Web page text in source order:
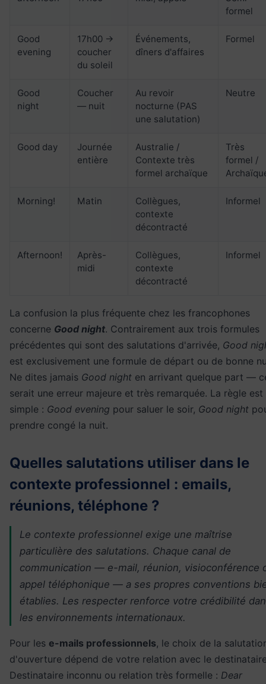
formel
Good
evening
17h00 →
coucher
du soleil
Événements,
dîners d'affaires
Formel
Good
night
Coucher
— nuit
Au revoir
nocturne (PAS
une salutation)
Neutre
Good day
Journée
entière
Australie /
Contexte très
formel archaïque
Très
formel /
Morning! Matin
Collègues,
contexte
décontracté
Informel
Afternoon!
Après-
midi
Collègues,
contexte
décontracté
Informel
La confusion la plus fréquente chez les francophones
concerne Good night. Contrairement aux trois formules
précédentes qui sont des salutations d'arrivée, Good
est exclusivement une formule de départ ou de bonne
Ne dites jamais Good night en arrivant quelque part —
serait une erreur majeure et très remarquée. La règle est
simple : Good evening pour saluer le soir, Good night
prendre congé la nuit.
Quelles salutations utiliser dans le
contexte professionnel : emails,
réunions, téléphone ?
Le contexte professionnel exige une maîtrise
particulière des salutations. Chaque canal de
communication — e-mail, réunion, visioconférence
appel téléphonique — a ses propres conventions
établies. Les respecter renforce votre crédibilité
les environnements internationaux.
Pour les e-mails professionnels, le choix de la
d'ouverture dépend de votre relation avec le
Destinataire inconnu ou relation très formelle : Dear